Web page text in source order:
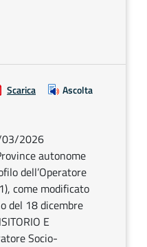
Scarica Ascolta
03/2026
autonome
dell’Operatore
come modificato
del 18 dicembre
E
Socio-